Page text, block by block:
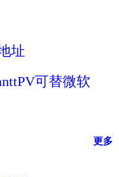
址
可替微软
更多